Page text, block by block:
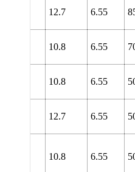
12.7 6.55
10.8 6.55
10.8 6.55
12.7 6.55
10.8 6.55